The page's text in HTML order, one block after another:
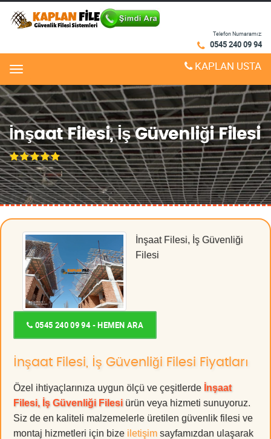
Telefon Numaramız:
0545 240 09 94
Menu KAPLAN USTA
İnşaat Filesi, İş Güvenliği Filesi
İnşaat Filesi, İş Güvenliği
Filesi
0545 240 09 94 - HEMEN ARA
İnşaat Filesi, İş Güvenliği Filesi Fiyatları
Özel ihtiyaçlarınıza uygun ölçü ve çeşitlerde İnşaat
Filesi, İş Güvenliği Filesi ürün veya hizmeti sunuyoruz.
Siz de en kaliteli malzemelerle üretilen güvenlik filesi ve
montaj hizmetleri için bize iletişim sayfamızdan ulaşarak